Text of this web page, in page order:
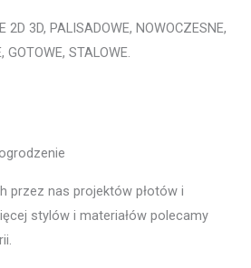
2D 3D, PALISADOWE, NOWOCZESNE,
GOTOWE, STALOWE.
przez nas projektów płotów i
stylów i materiałów polecamy